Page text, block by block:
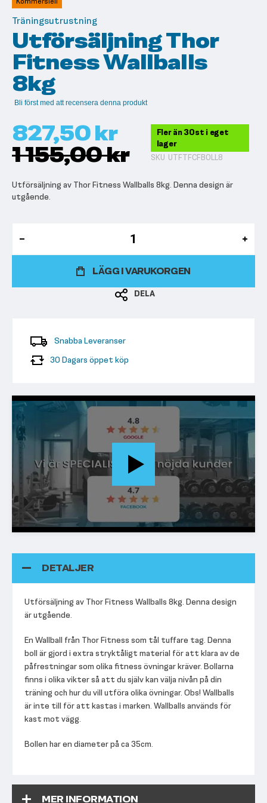
bildgalleriet
Träningsutrustning
Utförsäljning Thor
Fitness Wallballs
8kg
Bli först med att recensera denna produkt
827,50 kr
1 155,00 kr
Fler än 30st i eget
lager
SKU UTFTFCFBOLL8
Utförsäljning av Thor Fitness Wallballs 8kg. Denna design är
utgående.
LÄGG I VARUKORGEN
DELA
Snabba Leveranser
30 Dagars öppet köp
DETALJER
Utförsäljning av Thor Fitness Wallballs 8kg. Denna design
är utgående.
En Wallball från Thor Fitness som tål tuffare tag. Denna
boll är gjord i extra stryktåligt material för att klara av de
påfrestningar som olika fitness övningar kräver. Bollarna
finns i olika vikter så att du själv kan välja nivån på din
träning och hur du vill utföra olika övningar. Obs! Wallballs
är inte till för att kastas i marken. Wallballs används för
kast mot vägg.
Bollen har en diameter på ca 35cm.
MER INFORMATION